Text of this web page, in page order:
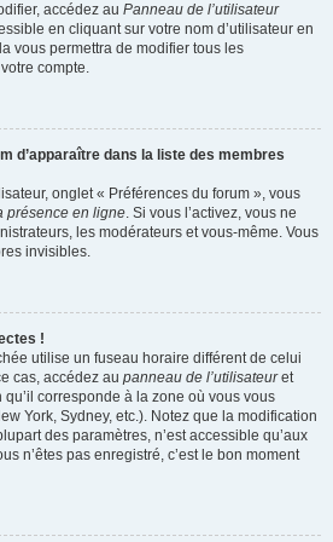
accédez au Panneau de l’utilisateur
en cliquant sur votre nom d’utilisateur en
vous permettra de modifier tous les
compte.
d’apparaître dans la liste des membres
onglet « Préférences du forum », vous
présence en ligne. Si vous l’activez, vous ne
les modérateurs et vous-même. Vous
invisibles.
!
utilise un fuseau horaire différent de celui
cas, accédez au panneau de l’utilisateuret
corresponde à la zone où vous vous
York, Sydney, etc.). Notez que la modification
des paramètres, n’est accessible qu’aux
n’êtes pas enregistré, c’est le bon moment